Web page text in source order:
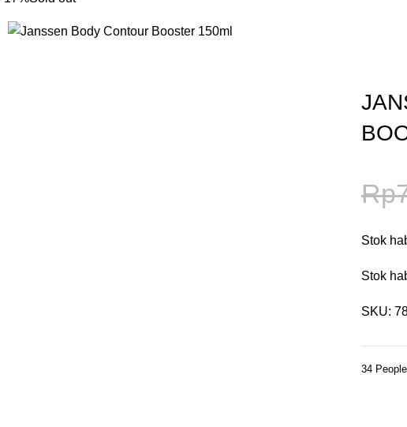
Rp
Stok
Stok
SKU:
34